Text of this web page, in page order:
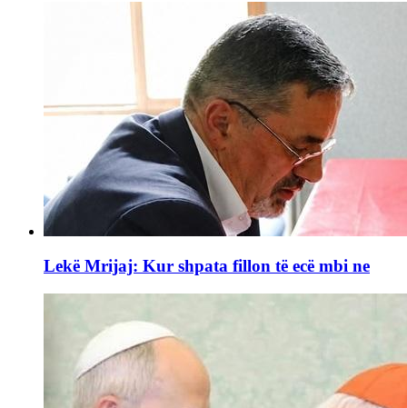
Lekë Mrijaj: Kur shpata fillon të ecë mbi ne